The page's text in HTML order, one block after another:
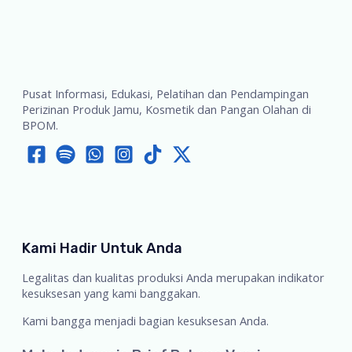
Pusat Informasi, Edukasi, Pelatihan dan Pendampingan
Perizinan Produk Jamu, Kosmetik dan Pangan Olahan di
BPOM.
Kami Hadir Untuk Anda
Legalitas dan kualitas produksi Anda merupakan indikator
kesuksesan yang kami banggakan.
Kami bangga menjadi bagian kesuksesan Anda.